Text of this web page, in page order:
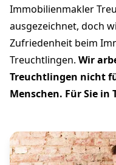
Immobilienmakler
ausgezeichnet, doch
Zufriedenheit beim
Treuchtlingen. Wir
Treuchtlingen nicht
Menschen. Für Sie in